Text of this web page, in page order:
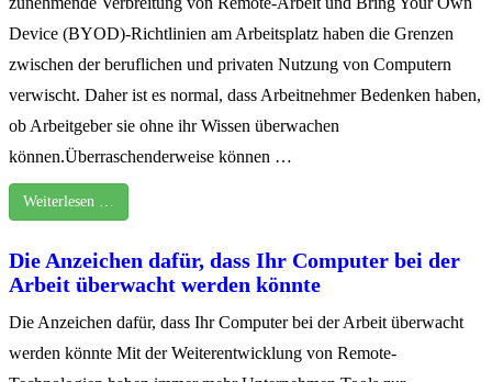
Device (BYOD)-Richtlinien am Arbeitsplatz haben die Grenzen
zwischen der beruflichen und privaten Nutzung von Computern
verwischt. Daher ist es normal, dass Arbeitnehmer Bedenken haben,
ob Arbeitgeber sie ohne ihr Wissen überwachen
können.Überraschenderweise können …
Weiterlesen …
Die Anzeichen dafür, dass Ihr Computer bei der
Arbeit überwacht werden könnte
Die Anzeichen dafür, dass Ihr Computer bei der Arbeit überwacht
werden könnte Mit der Weiterentwicklung von Remote-